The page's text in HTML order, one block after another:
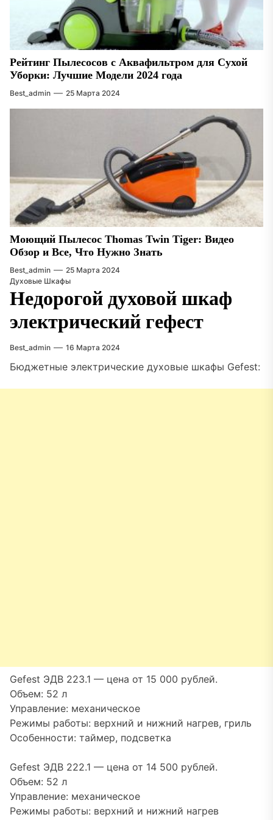
Рейтинг Пылесосов с Аквафильтром для Сухой
Уборки: Лучшие Модели 2024 года
Best_admin 25 Марта 2024
Моющий Пылесос Thomas Twin Tiger: Видео
Обзор и Все, Что Нужно Знать
Best_admin
25 Марта 2024
Духовые Шкафы
Недорогой духовой шкаф
электрический гефест
Best_admin 16 Марта 2024
Бюджетные электрические духовые шкафы Gefest:
Gefest ЭДВ 223.1 — цена от 15 000 рублей.
Объем: 52 л
Управление: механическое
Режимы работы: верхний и нижний нагрев, гриль
Особенности: таймер, подсветка
Gefest ЭДВ 222.1 — цена от 14 500 рублей.
Объем: 52 л
Управление: механическое
Режимы работы: верхний и нижний нагрев